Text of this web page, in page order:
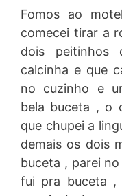
Fomos ao
comecei tirar a
dois peitinhos
calcinha e que
no cuzinho e
bela buceta , o
que chupei a
demais os dois
buceta , parei
fui pra buceta ,